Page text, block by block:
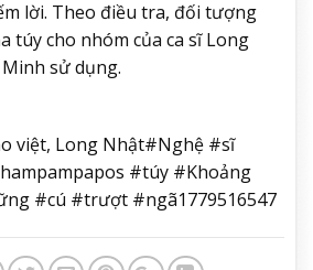
lời. Theo điều tra, đối tượng
túy cho nhóm của ca sĩ Long
sử dụng.
việt, Long Nhật#Nghệ #sĩ
#túy #Khoảng
#cú #trượt #ngã1779516547